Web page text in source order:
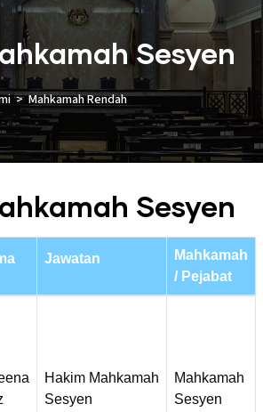
Sesyen
Mahkamah Rendah
Sesyen
Jawatan
Mahkamah
/ Pejabat
Hakim Mahkamah
Sesyen
Mahkamah
Sesyen